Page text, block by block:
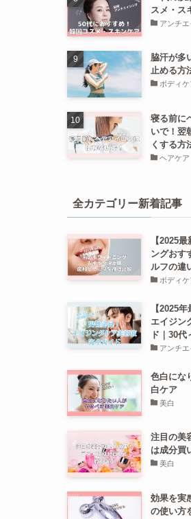
スメ・ス
アンチ
脇汗が多
止める方
ボディケ
寝る前に
いで！翌
くする方
ヘアケア
全カテゴリー新着記事
【2025
ングおす
ルフの違
ボディケ
【2025
エイジン
ド｜30
アンチ
色白にな
白ケア
美白
注目の美
は成分買
美白
効果を実
の使い方